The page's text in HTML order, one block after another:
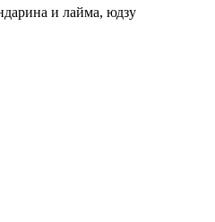
и лайма, юдзу